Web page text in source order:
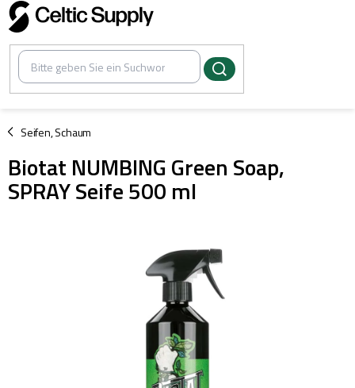
Zum
Inhalt
springen
Seifen, Schaum
/
Biotat NUMBING Green Soap,
SPRAY Seife 500 ml